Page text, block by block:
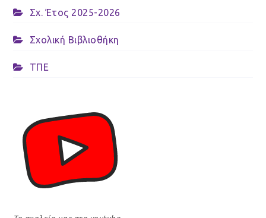
Σχ. Έτος 2025-2026
Σχολική Βιβλιοθήκη
ΤΠΕ